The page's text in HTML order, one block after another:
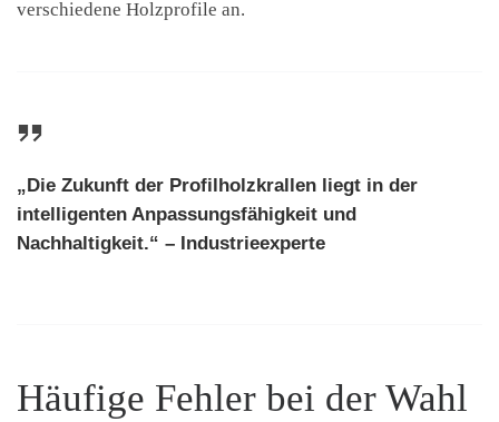
verschiedene Holzprofile an.
„Die Zukunft der Profilholzkrallen liegt in der
intelligenten Anpassungsfähigkeit und
Nachhaltigkeit.“ – Industrieexperte
Häufige Fehler bei der Wahl